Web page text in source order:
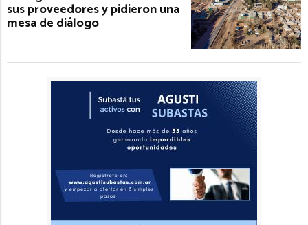
sus proveedores y pidieron una
mesa de diálogo